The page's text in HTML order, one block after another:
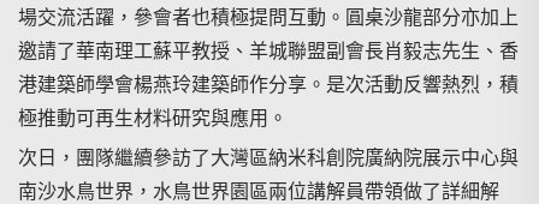
場交流活躍，參會者也積極提問互動。圓桌沙龍部分亦加上
邀請了華南理工蘇平教授、羊城聯盟副會長肖毅志先生、香
港建築師學會楊燕玲建築師作分享。是次活動反響熱烈，積
極推動可再生材料研究與應用。
次日，團隊繼續參訪了大灣區納米科創院廣納院展示中心與
南沙水鳥世界，水鳥世界園區兩位講解員帶領做了詳細解